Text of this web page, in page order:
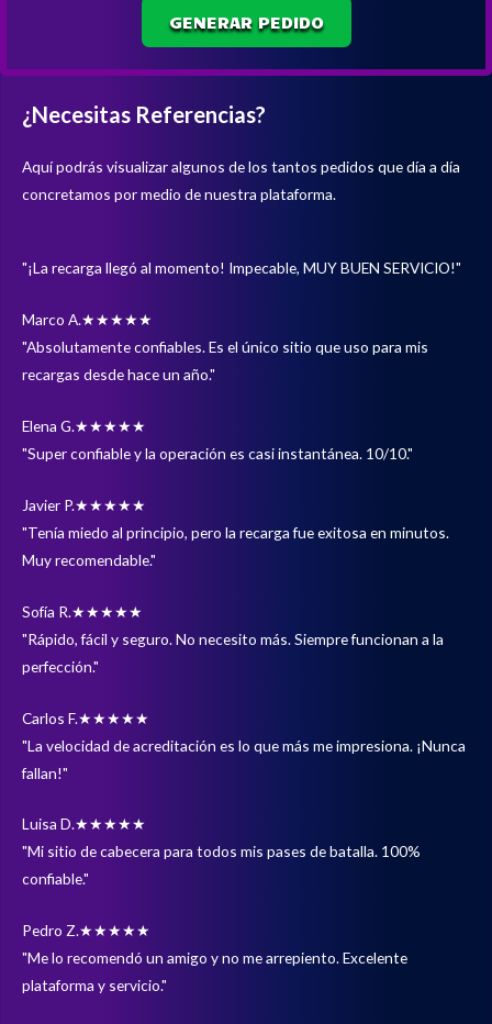
GENERAR PEDIDO
¿Necesitas Referencias?
Aquí podrás visualizar algunos de los tantos pedidos que día a día
concretamos por medio de nuestra plataforma.
"¡La recarga llegó al momento! Impecable, MUY BUEN SERVICIO!"
Marco A.★★★★★
"Absolutamente confiables. Es el único sitio que uso para mis
recargas desde hace un año."
Elena G.★★★★★
"Super confiable y la operación es casi instantánea. 10/10."
Javier P.★★★★★
"Tenía miedo al principio, pero la recarga fue exitosa en minutos.
Muy recomendable."
Sofía R.★★★★★
"Rápido, fácil y seguro. No necesito más. Siempre funcionan a la
perfección."
Carlos F.★★★★★
"La velocidad de acreditación es lo que más me impresiona. ¡Nunca
fallan!"
Luisa D.★★★★★
"Mi sitio de cabecera para todos mis pases de batalla. 100%
confiable."
Pedro Z.★★★★★
"Me lo recomendó un amigo y no me arrepiento. Excelente
plataforma y servicio."